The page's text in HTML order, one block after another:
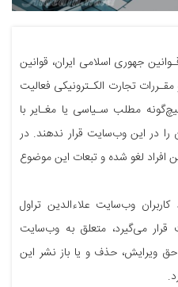
جهوری اسلامی ایران، قوانین
تجارت الکـترونیکی فعالیت
مطلب سـیاسی یا مغـایر با
را در این وب‌سایت قرار ندهند. در
افراد لغو شده و تبعات این موضوع
وب‌سایت علاءالدین تراول
می‌گیرد، متعلق به وب‌سایت
ویرایش، حذف و یا باز نشر این